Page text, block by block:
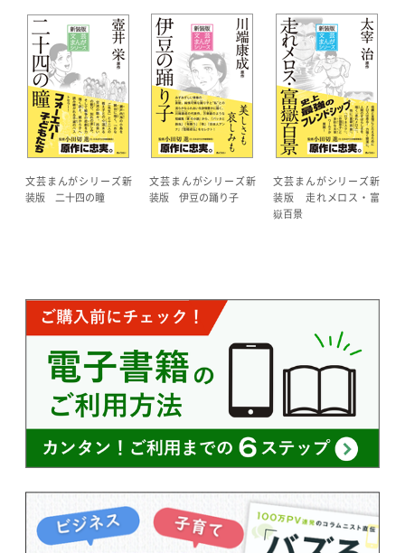
文芸まんがシリーズ新
装版 二十四の瞳
文芸まんがシリーズ新
装版 伊豆の踊り子
文芸まんがシリーズ新
装版 走れメロス・富
嶽百景